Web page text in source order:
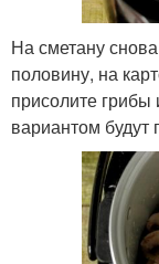
На сметану
половину, на
присолите
вариантом будут